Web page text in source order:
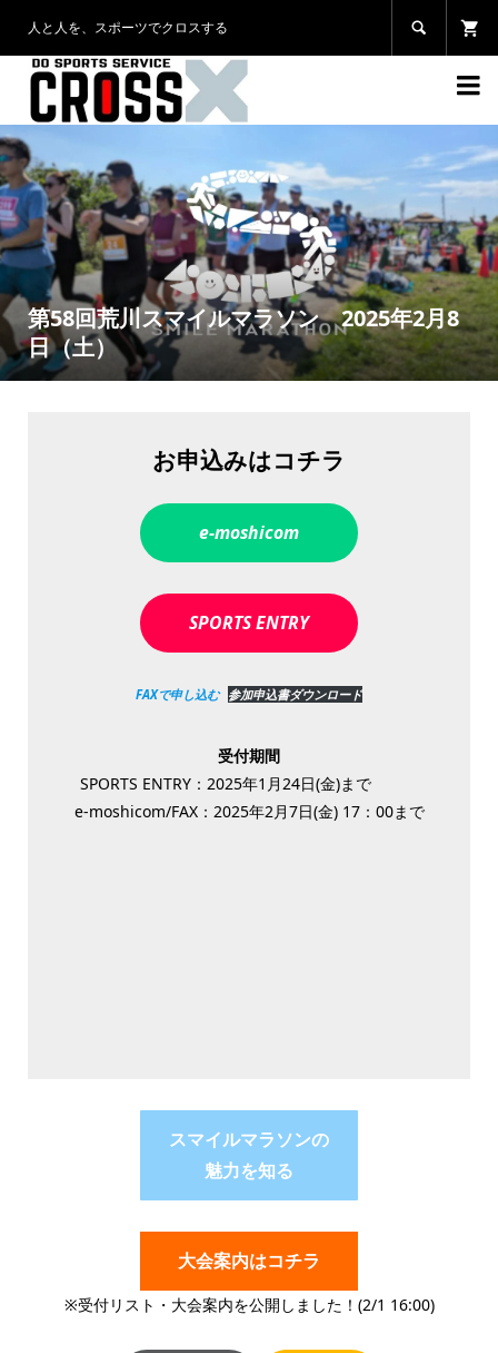
人と人を、スポーツでクロスする 

第58回荒川スマイルマラソン 2025年2月8
日（土）
お申込みはコチラ
e-moshicom
SPORTS ENTRY
FAXで申し込む 参加申込書ダウンロード
受付期間
SPORTS ENTRY：2025年1月24日(金)まで
e-moshicom/FAX：2025年2月7日(金) 17：00まで
スマイルマラソンの
魅力を知る
大会案内はコチラ
※受付リスト・大会案内を公開しました！(2/1 16:00)